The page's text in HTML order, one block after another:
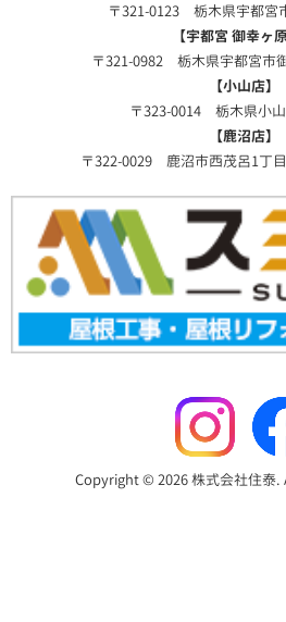
〒321-0123 栃木県宇都宮
【宇都宮 御幸ヶ原
〒321-0982 栃木県宇都宮市
【小山店】
〒323-0014 栃木県小
【鹿沼店】
〒322-0029 鹿沼市西茂呂1丁
Copyright © 2026 株式会社住泰.